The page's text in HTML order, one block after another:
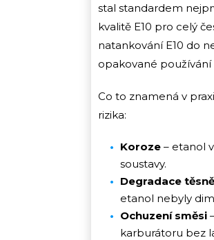
stal standardem
kvalitě E10 pro celý
natankování E10 do
opakované
Co to znamená v
rizika:
Koroze – etanol
soustavy.
Degradace
etanol nebyly
Ochuzení směsi
karburátoru bez